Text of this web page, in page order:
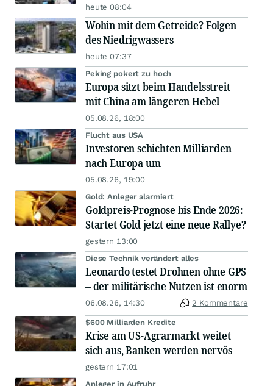
heute 08:04
Wohin mit dem Getreide? Folgen
des Niedrigwassers
heute 07:37
Peking pokert zu hoch
Europa sitzt beim Handelsstreit
mit China am längeren Hebel
05.08.26, 18:00
Flucht aus USA
Investoren schichten Milliarden
nach Europa um
05.08.26, 19:00
Gold: Anleger alarmiert
Goldpreis-Prognose bis Ende 2026:
Startet Gold jetzt eine neue Rallye?
gestern 13:00
Diese Technik verändert alles
Leonardo testet Drohnen ohne GPS
– der militärische Nutzen ist enorm
06.08.26, 14:30 2 Kommentare
$600 Milliarden Kredite
Krise am US-Agrarmarkt weitet
sich aus, Banken werden nervös
gestern 17:01
Anleger in Aufruhr